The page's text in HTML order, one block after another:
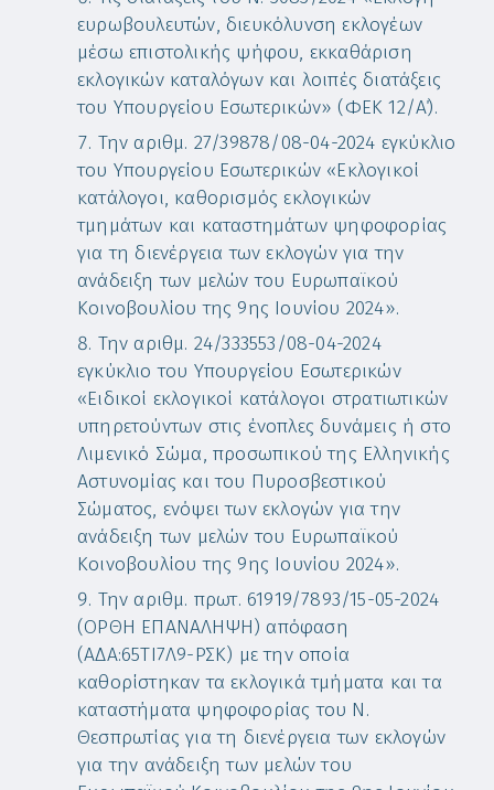
ευρωβουλευτών, διευκόλυνση εκλογέων
μέσω επιστολικής ψήφου, εκκαθάριση
εκλογικών καταλόγων και λοιπές διατάξεις
του Υπουργείου Εσωτερικών» (ΦΕΚ 12/Α΄).
Την αριθμ. 27/39878/08-04-2024 εγκύκλιο
του Υπουργείου Εσωτερικών «Εκλογικοί
κατάλογοι, καθορισμός εκλογικών
τμημάτων και καταστημάτων ψηφοφορίας
για τη διενέργεια των εκλογών για την
ανάδειξη των μελών του Ευρωπαϊκού
Κοινοβουλίου της 9ης Ιουνίου 2024».
Την αριθμ. 24/333553/08-04-2024
εγκύκλιο του Υπουργείου Εσωτερικών
«Ειδικοί εκλογικοί κατάλογοι στρατιωτικών
υπηρετούντων στις ένοπλες δυνάμεις ή στο
Λιμενικό Σώμα, προσωπικού της Ελληνικής
Αστυνομίας και του Πυροσβεστικού
Σώματος, ενόψει των εκλογών για την
ανάδειξη των μελών του Ευρωπαϊκού
Κοινοβουλίου της 9ης Ιουνίου 2024».
Την αριθμ. πρωτ. 61919/7893/15-05-2024
(ΟΡΘΗ ΕΠΑΝΑΛΗΨΗ) απόφαση
(ΑΔΑ:65ΤΙ7Λ9-ΡΣΚ) με την οποία
καθορίστηκαν τα εκλογικά τμήματα και τα
καταστήματα ψηφοφορίας του Ν.
Θεσπρωτίας για τη διενέργεια των εκλογών
για την ανάδειξη των μελών του